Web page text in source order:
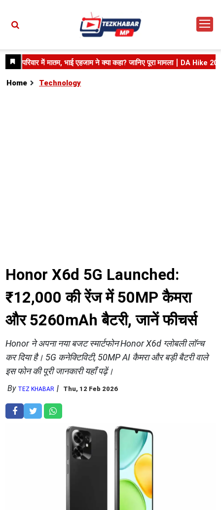
Home Technology
Honor X6d 5G Launched:
₹12,000 की रेंज में 50MP कैमरा
और 5260mAh बैटरी, जानें फीचर्स
Honor ने अपना नया बजट स्मार्टफोन Honor X6d ग्लोबली लॉन्च
कर दिया है। 5G कनेक्टिविटी, 50MP AI कैमरा और बड़ी बैटरी वाले
इस फोन की पूरी जानकारी यहाँ पढ़ें।
By TEZ KHABAR Thu, 12 Feb 2026